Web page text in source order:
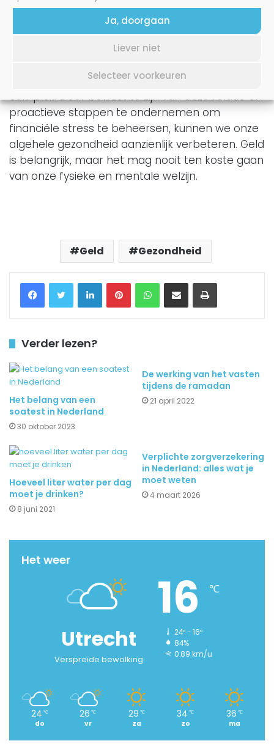
Ja, doorgaan
Liever niet
Selecteer voorkeuren
Het behalen van kleine mijlpalen kan uw gevoel
van controle vergroten.
gezondheidsproblemen is diepgaand en
complex. Door bewust te zijn van deze relatie en
proactieve stappen te ondernemen om
financiële stress te beheersen, kunnen we onze
algehele gezondheid aanzienlijk verbeteren. Geld
is belangrijk, maar het mag nooit ten koste gaan
van onze fysieke en mentale welzijn.
Geld Gezondheid
FacebookTwitter LinkedInPinterestWhatsApp
Delen via Email Printen
Verder lezen?
Het belang van een
soatest in Nederland
30 oktober 2023
De werking van het vasten
tijdens de ramadan
21 april 2022
Hoeveel liter water per dag
moet je drinken?
8 juni 2021
Verplichte zorgverzekering
in Nederland: alles wat je
moet weten
4 maart 2026
Het weer
Utrecht
Verspreide bewolking
16 ℃
24º - 16º
84%
0.89 km/u
24 ℃
do
26 ℃
vr
29 ℃
za
34 ℃
zo
36 ℃
ma